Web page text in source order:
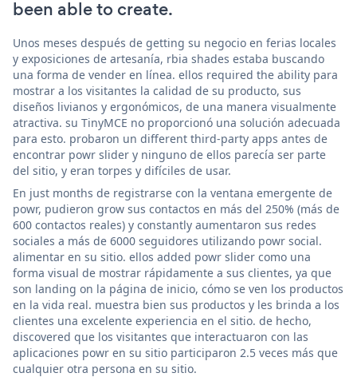
been able to create.
Unos meses después de getting su negocio en ferias locales
y exposiciones de artesanía, rbia shades estaba buscando
una forma de vender en línea. ellos required the ability para
mostrar a los visitantes la calidad de su producto, sus
diseños livianos y ergonómicos, de una manera visualmente
atractiva. su TinyMCE no proporcionó una solución adecuada
para esto. probaron un different third-party apps antes de
encontrar powr slider y ninguno de ellos parecía ser parte
del sitio, y eran torpes y difíciles de usar.
En just months de registrarse con la ventana emergente de
powr, pudieron grow sus contactos en más del 250% (más de
600 contactos reales) y constantly aumentaron sus redes
sociales a más de 6000 seguidores utilizando powr social.
alimentar en su sitio. ellos added powr slider como una
forma visual de mostrar rápidamente a sus clientes, ya que
son landing on la página de inicio, cómo se ven los productos
en la vida real. muestra bien sus productos y les brinda a los
clientes una excelente experiencia en el sitio. de hecho,
discovered que los visitantes que interactuaron con las
aplicaciones powr en su sitio participaron 2.5 veces más que
cualquier otra persona en su sitio.